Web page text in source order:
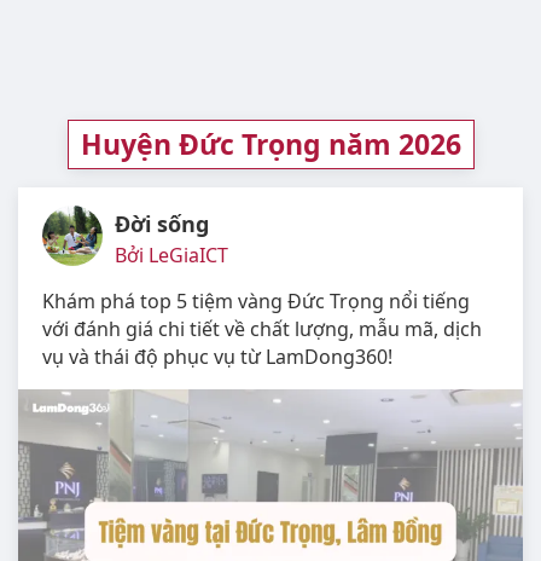
Huyện Đức Trọng năm 2026
Đời sống
Bởi LeGiaICT
Khám phá top 5 tiệm vàng Đức Trọng nổi tiếng
với đánh giá chi tiết về chất lượng, mẫu mã, dịch
vụ và thái độ phục vụ từ LamDong360!